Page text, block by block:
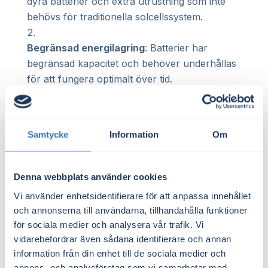
Samtycke Information Om
Denna webbplats använder cookies
Vi använder enhetsidentifierare för att anpassa innehållet
och annonserna till användarna, tillhandahålla funktioner
för sociala medier och analysera vår trafik. Vi
vidarebefordrar även sådana identifierare och annan
information från din enhet till de sociala medier och
behövs för traditionella solcellssystem.
Begränsad energilagring: Batterier har
begränsad kapacitet och behöver underhållas
för att fungera optimalt över tid.
Ingen försäljning av överskottsel
: När du är
tillbaka till elnätet, vilket är möjligt med on grid-
Är off grid-solceller något för
dig?
Om du överväger att gå off grid är det viktigt
att väga för- och nackdelarna noga. Off grid-
lösningar kan vara bra för dem som bor i